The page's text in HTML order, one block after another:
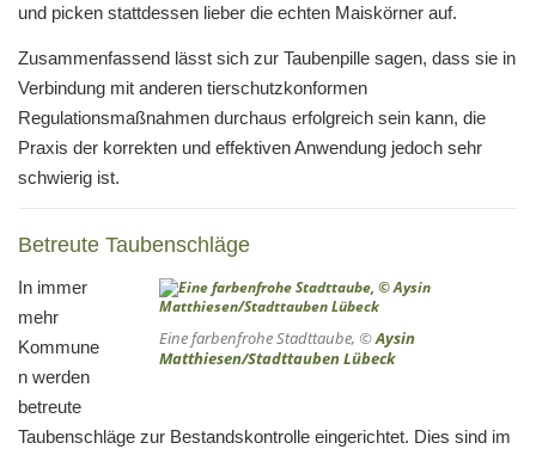
und picken stattdessen lieber die echten Maiskörner auf.
Zusammenfassend lässt sich zur Taubenpille sagen, dass sie in
Verbindung mit anderen tierschutzkonformen
Regulationsmaßnahmen durchaus erfolgreich sein kann, die
Praxis der korrekten und effektiven Anwendung jedoch sehr
schwierig ist.
Betreute Taubenschläge
Eine farbenfrohe Stadttaube, ©Aysin
Matthiesen/Stadttauben Lübeck
In immer
mehr
Kommune
n werden
betreute
Taubenschläge zur Bestandskontrolle eingerichtet. Dies sind im